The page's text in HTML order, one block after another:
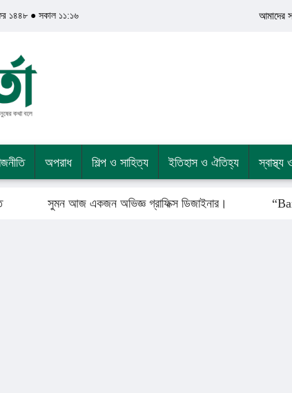
১৪৪৮ ● সকাল ১১:১৬ আমাদের
অপরাধ শিল্প ও সাহিত্য ইতিহাস ও ঐতিহ্য স্বাস্থ্য
সুমন আজ একজন অভিজ্ঞ গ্রাফিক্স ডিজাইনার।